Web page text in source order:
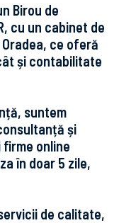
Birou de
cu un cabinet de
ce oferă
și contabilitate
suntem
și
online
în doar 5 zile,
de calitate,